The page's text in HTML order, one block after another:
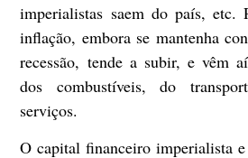
imperialistas saem do país, etc.
inflação, embora se mantenha
recessão, tende a subir, e vêm
dos combustíveis, do
serviços.
O capital financeiro imperialista